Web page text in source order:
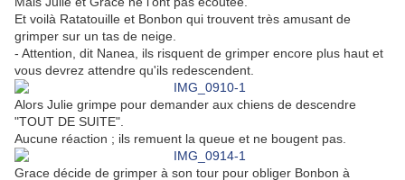
Et voilà Ratatouille et Bonbon qui trouvent très amusant de
grimper sur un tas de neige.
- Attention, dit Nanea, ils risquent de grimper encore plus haut et
vous devrez attendre qu'ils redescendent.
Alors Julie grimpe pour demander aux chiens de descendre
"TOUT DE SUITE".
Aucune réaction ; ils remuent la queue et ne bougent pas.
Grace décide de grimper à son tour pour obliger Bonbon à